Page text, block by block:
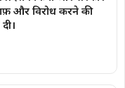
और विरोध करने की